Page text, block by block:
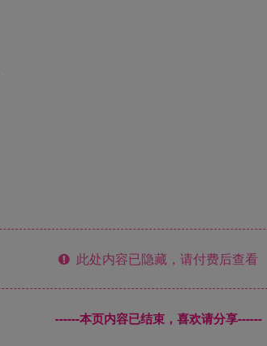
此处内容已隐藏，请付费后查看
------本页内容已结束，喜欢请分享------